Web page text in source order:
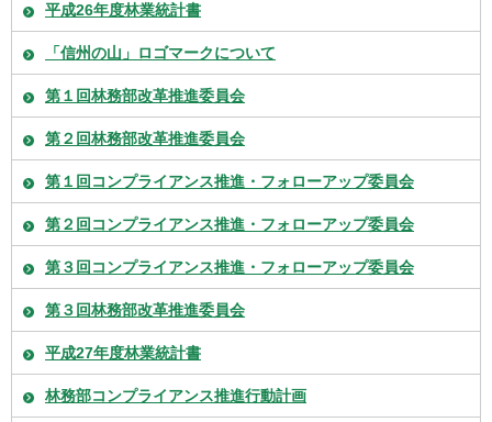
平成26年度林業統計書
「信州の山」ロゴマークについて
第１回林務部改革推進委員会
第２回林務部改革推進委員会
第１回コンプライアンス推進・フォローアップ委員会
第２回コンプライアンス推進・フォローアップ委員会
第３回コンプライアンス推進・フォローアップ委員会
第３回林務部改革推進委員会
平成27年度林業統計書
林務部コンプライアンス推進行動計画